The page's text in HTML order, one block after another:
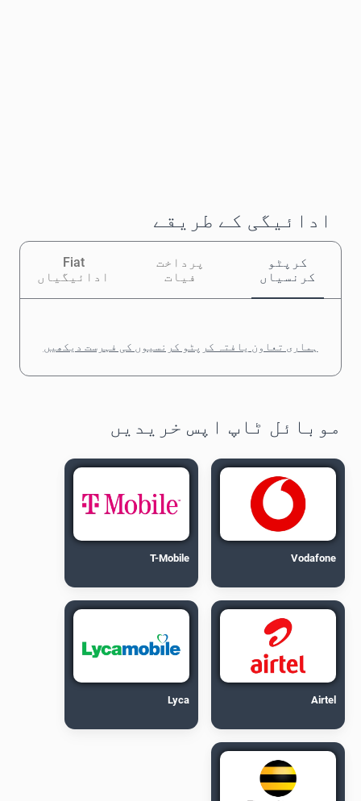
ادائیگی کے طریقے
کرپٹو
کرنسیاں
پرداخت
فیات
Fiat
ادائیگیاں
ہماری تعاون یافتہ کرپٹو کرنسیوں کی فہرست دیکھیں
موبائل ٹاپ اپس خریدیں
Vodafone
T-Mobile
Airtel
Lyca